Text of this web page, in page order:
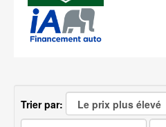
Trier par: